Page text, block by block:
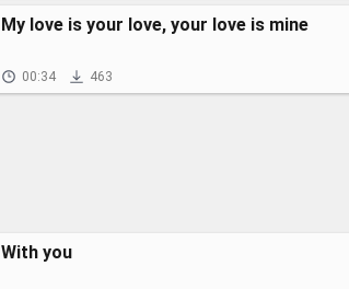
My love is your love, your love is mine
00:34 463
With you